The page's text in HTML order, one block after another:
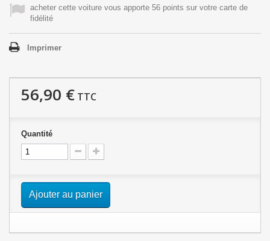
acheter cette voiture vous apporte 56 points sur votre carte de
fidélité
Imprimer
56,90 € TTC
Quantité
Ajouter au panier